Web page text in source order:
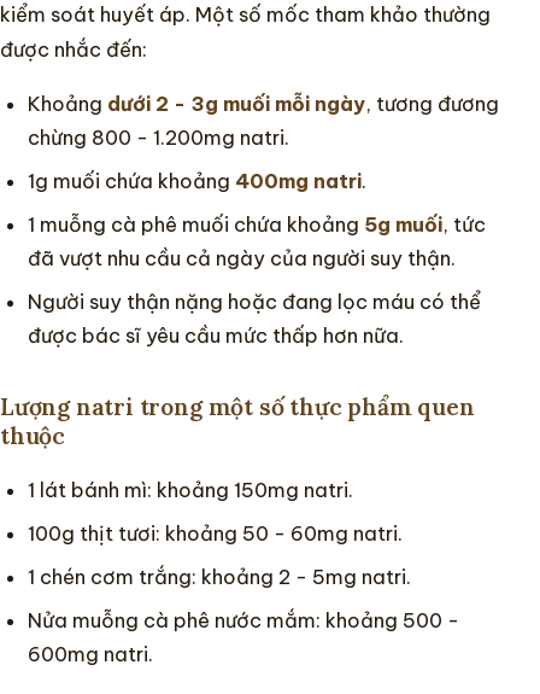
kiểm soát huyết áp. Một số mốc tham khảo thường
được nhắc đến:
Khoảng dưới 2 - 3g muối mỗi ngày, tương đương
chừng 800 - 1.200mg natri.
1g muối chứa khoảng 400mg natri.
1 muỗng cà phê muối chứa khoảng 5g muối, tức
đã vượt nhu cầu cả ngày của người suy thận.
Người suy thận nặng hoặc đang lọc máu có thể
được bác sĩ yêu cầu mức thấp hơn nữa.
Lượng natri trong một số thực phẩm quen
thuộc
1 lát bánh mì: khoảng 150mg natri.
100g thịt tươi: khoảng 50 - 60mg natri.
1 chén cơm trắng: khoảng 2 - 5mg natri.
Nửa muỗng cà phê nước mắm: khoảng 500 -
600mg natri.